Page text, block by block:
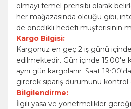
olmayı temel prensibi olarak
her mağazasında olduğu gibi,
de öncelikli hedefi müşterisinin
Kargo Bilgisi:
Kargonuz en geç 2 iş günü
edilmektedir. Gün içinde 15:00'e
aynı gün kargolanır. Saat
girerek sipariş durumunu kontrol
Bilgilendirme:
İlgili yasa ve yönetmelikler